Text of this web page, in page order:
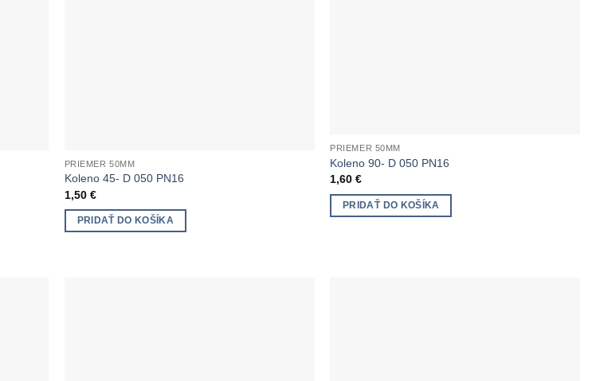
PRIEMER 50MM
Koleno 45- D 050 PN16
1,50 €
PRIDAŤ DO KOŠÍKA
PRIEMER 50MM
Koleno 90- D 050 PN16
1,60€
PRIDAŤ DO KOŠÍKA